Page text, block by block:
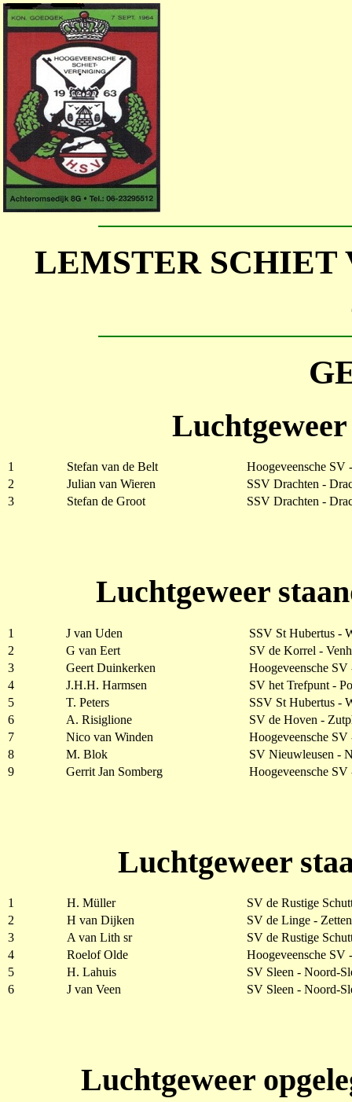
LEMSTER
1 Stefan van de Belt
Hoogeveensche SV
2
Julian van Wieren
SSV Drachten -
3
Stefan de Groot SSV Drachten -
Luchtgeweer
1 J van Uden
SSV St Hubertus -
2
G van Eert
SV de Korrel -
3
Geert Duinkerken
Hoogeveensche SV
4
J.H.H. Harmsen
SV het Trefpunt -
5
T. Peters
SSV St Hubertus -
6
A. Risiglione
SV de Hoven -
7
Nico van Winden
Hoogeveensche SV
8
M. Blok
SV Nieuwleusen -
9
Gerrit Jan Somberg Hoogeveensche SV
Luchtgeweer
1 H. Müller
SV de Rustige
2
H van Dijken
SV de Linge - Zetten
3
A van Lith sr
SV de Rustige
4
Roelof Olde
Hoogeveensche SV
5
H. Lahuis
SV Sleen - Noord-
6
J van Veen SV Sleen - Noord-
Luchtgeweer